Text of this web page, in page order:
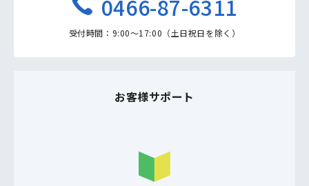
0466-87-6311
受付時間：9:00〜17:00（土日祝日を除く）
お客様サポート